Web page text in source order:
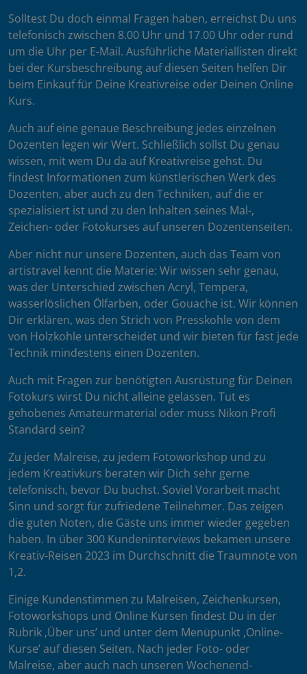
Solltest Du doch einmal Fragen haben, erreichst Du uns
telefonisch zwischen 8.00 Uhr und 17.00 Uhr oder rund
um die Uhr per E-Mail. Ausführliche Materiallisten direkt
bei der Kursbeschreibung auf diesen Seiten helfen Dir
beim Einkauf für Deine Kreativreise oder Deinen Online
Kurs.
Auch auf eine genaue Beschreibung jedes einzelnen
Dozenten legen wir Wert. Schließlich sollst Du genau
wissen, mit wem Du da auf Kreativreise gehst. Du
findest Informationen zum künstlerischen Werk des
Dozenten, aber auch zu den Techniken, auf die er
spezialisiert ist und zu den Inhalten seines Mal-,
Zeichen- oder Fotokurses auf unseren Dozentenseiten.
Aber nicht nur unsere Dozenten, auch das Team von
artistravel kennt die Materie: Wir wissen sehr genau,
was der Unterschied zwischen Acryl, Tempera,
wasserlöslichen Ölfarben, oder Gouache ist. Wir können
Dir erklären, was den Strich von Presskohle von dem
von Holzkohle unterscheidet und wir bieten für fast jede
Technik mindestens einen Dozenten.
Auch mit Fragen zur benötigten Ausrüstung für Deinen
Fotokurs wirst Du nicht alleine gelassen. Tut es
gehobenes Amateurmaterial oder muss Nikon Profi
Standard sein?
Zu jeder Malreise, zu jedem Fotoworkshop und zu
jedem Kreativkurs beraten wir Dich sehr gerne
telefonisch, bevor Du buchst. Soviel Vorarbeit macht
Sinn und sorgt für zufriedene Teilnehmer. Das zeigen
die guten Noten, die Gäste uns immer wieder gegeben
haben. In über 300 Kundeninterviews bekamen unsere
Kreativ-Reisen 2023 im Durchschnitt die Traumnote von
1,2.
Einige Kundenstimmen zu Malreisen, Zeichenkursen,
Fotoworkshops und Online Kursen findest Du in der
Rubrik ‚Über uns’ und unter dem Menüpunkt ‚Online-
Kurse’ auf diesen Seiten. Nach jeder Foto- oder
Malreise, aber auch nach unseren Wochenend-